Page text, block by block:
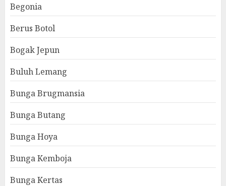
Begonia
Berus Botol
Bogak Jepun
Buluh Lemang
Bunga Brugmansia
Bunga Butang
Bunga Hoya
Bunga Kemboja
Bunga Kertas